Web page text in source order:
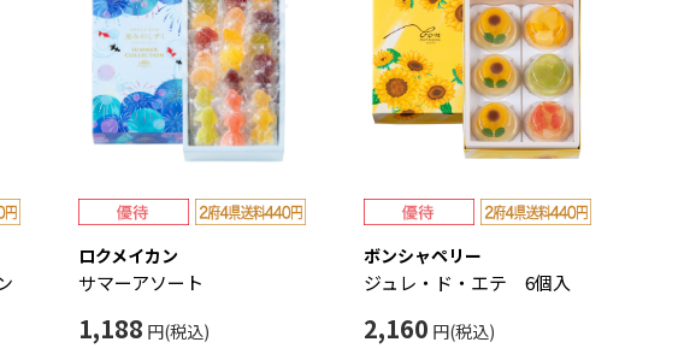
ロクメイカン
サマーアソート
1,188 円(税込)
ボンシャペリー
ジュレ・ド・エテ 6個入
2,160 円(税込)